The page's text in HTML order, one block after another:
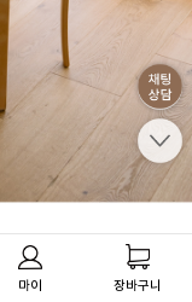
마이 장바구니